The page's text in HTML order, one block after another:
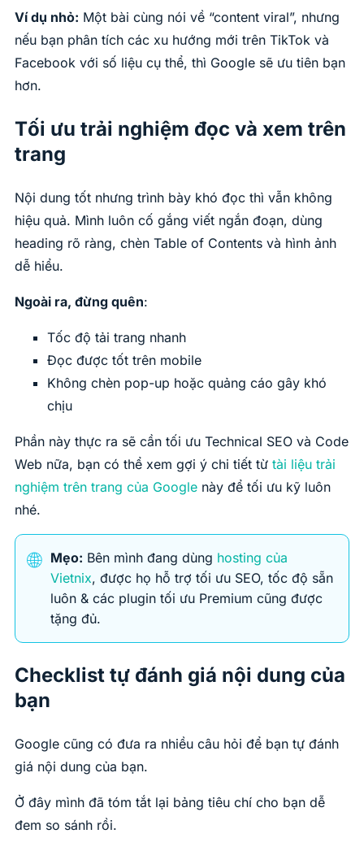
Ví dụ nhỏ: Một bài cùng nói về “content viral”, nhưng
nếu bạn phân tích các xu hướng mới trên TikTok và
Facebook với số liệu cụ thể, thì Google sẽ ưu tiên bạn
hơn.
Tối ưu trải nghiệm đọc và xem trên
trang
Nội dung tốt nhưng trình bày khó đọc thì vẫn không
hiệu quả. Mình luôn cố gắng viết ngắn đoạn, dùng
heading rõ ràng, chèn Table of Contents và hình ảnh
dễ hiểu.
Ngoài ra, đừng quên:
Tốc độ tải trang nhanh
Đọc được tốt trên mobile
Không chèn pop-up hoặc quảng cáo gây khó
chịu
Phần này thực ra sẽ cần tối ưu Technical SEO và Code
Web nữa, bạn có thể xem gợi ý chi tiết từ tài liệu trải
nghiệm trên trang của Google này để tối ưu kỹ luôn
nhé.
🌐 Mẹo: Bên mình đang dùng hosting của
Vietnix, được họ hỗ trợ tối ưu SEO, tốc độ sẵn
luôn & các plugin tối ưu Premium cũng được
tặng đủ.
Checklist tự đánh giá nội dung của
bạn
Google cũng có đưa ra nhiều câu hỏi để bạn tự đánh
giá nội dung của bạn.
Ở đây mình đã tóm tắt lại bảng tiêu chí cho bạn dễ
đem so sánh rồi.